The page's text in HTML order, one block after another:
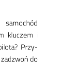
sa­mo­chód
klu­czem i
Przy­
do